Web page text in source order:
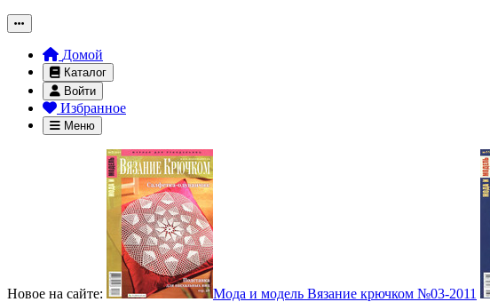
Домой
Каталог
Войти
Избранное
Меню
Новое на сайте: Мода и модель Вязание крючком №03-2011